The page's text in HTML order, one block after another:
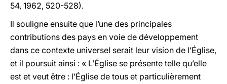
54, 1962, 520-528).
Il souligne ensuite que l’une des principales
contributions des pays en voie de développement
dans ce contexte universel serait leur vision de l’Église,
et il poursuit ainsi : « L’Église se présente telle qu’elle
est et veut être : l’Église de tous et particulièrement